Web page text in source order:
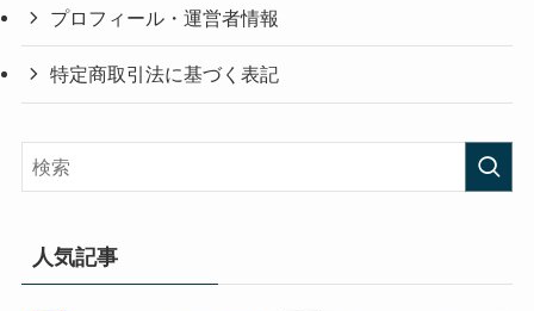
プロフィール・運営者情報
特定商取引法に基づく表記
人気記事